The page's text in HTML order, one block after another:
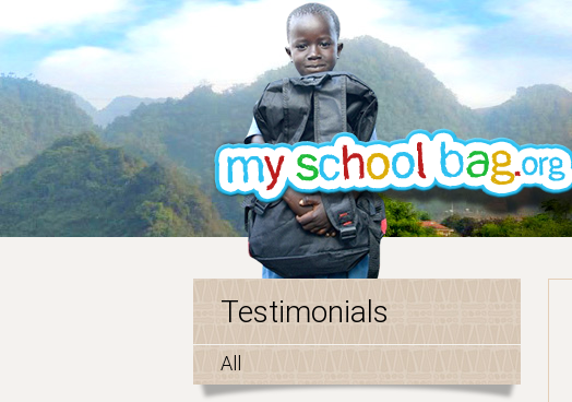
Testimonials
All